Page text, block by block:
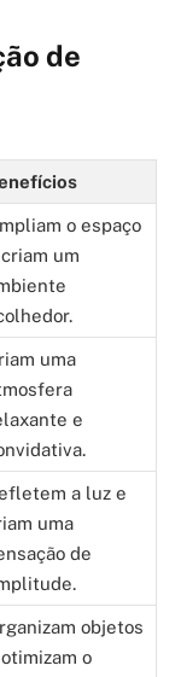
de
o espaço
um
uma
e
a luz e
uma
de
objetos
o